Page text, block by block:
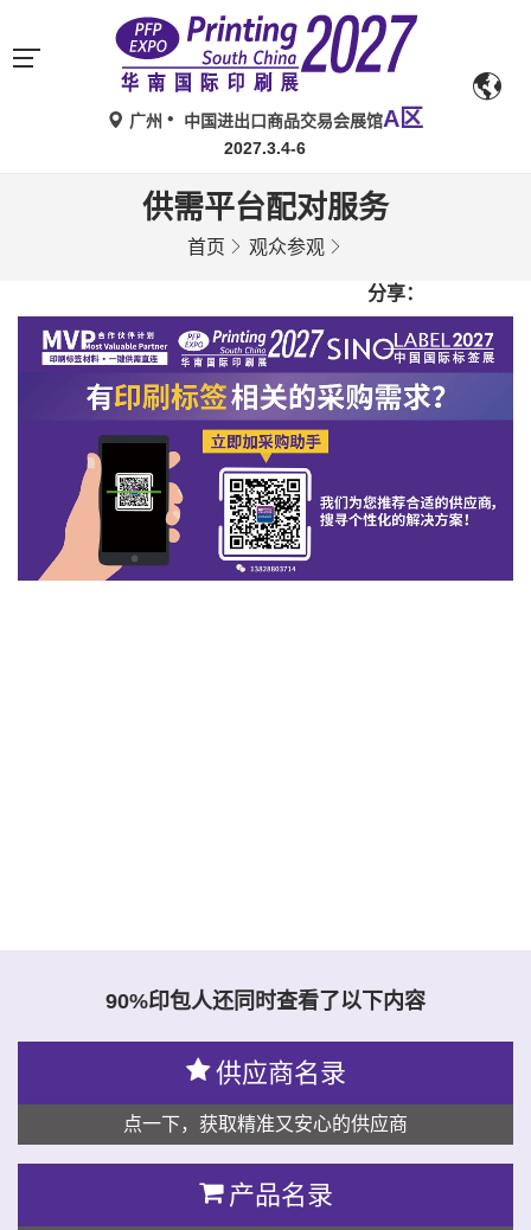
广州 中国进出口商品交易会展馆A区
2027.3.4-6
供需平台配对服务
首页 观众参观
分享：
90%印包人还同时查看了以下内容
供应商名录
点一下，获取精准又安心的供应商
产品名录